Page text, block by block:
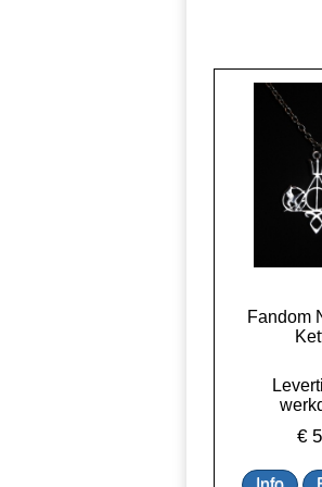
Fandom
€